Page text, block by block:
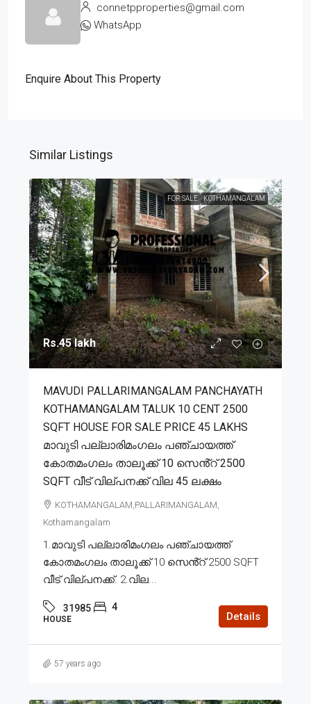
connetpproperties@gmail.com
WhatsApp
Enquire About This Property
Similar Listings
FOR SALE KOTHAMANGALAM
Rs.45 lakh
MAVUDI PALLARIMANGALAM PANCHAYATH
KOTHAMANGALAM TALUK 10 CENT 2500
SQFT HOUSE FOR SALE PRICE 45 LAKHS
മാവുടി പല്ലാരിമംഗലം പഞ്ചായത്ത്
കോതമംഗലം താലൂക്ക് 10 സെൻ്റ് 2500
SQFT വീട് വില്പനക്ക് വില 45 ലക്ഷം
KOTHAMANGALAM,PALLARIMANGALAM,
Kothamangalam
1.മാവുടി പല്ലാരിമംഗലം പഞ്ചായത്ത്
കോതമംഗലം താലൂക്ക് 10 സെൻ്റ് 2500 SQFT
വീട് വില്പനക്ക്. 2.വില...
31985 4
HOUSE Details
57 years ago